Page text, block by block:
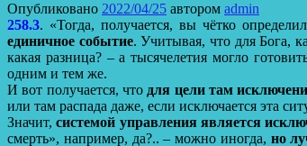
Опубликовано 2022/04/25 автором admin
258.3. «Тогда, получается, вы чётко
единичное событие. Учитывая, что для Бога,
какая разница? – а тысячелетия могло
одним и тем же.
И вот получается, чтодля цели там
или там распада даже, если исключается эта
Значит,системой управления является
смерть», например, да?.. – можно иногда, но